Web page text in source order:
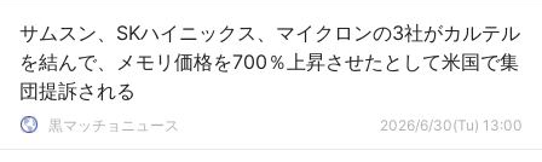
サムスン、SKハイニックス、マイクロンの3社がカルテル
を結んで、メモリ価格を700％上昇させたとして米国で集
団提訴される
黒マッチョニュース 2026/6/30(Tu) 13:00